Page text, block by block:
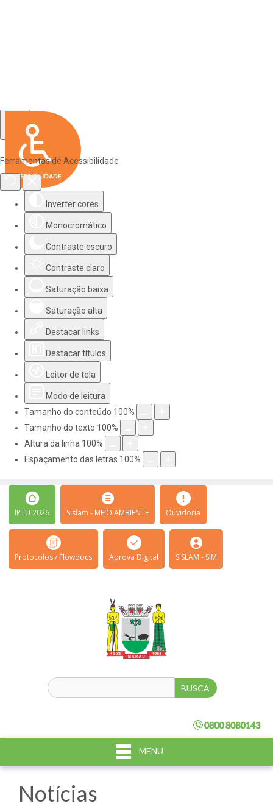
Ferramentas de Acessibilidade
Inverter cores
Monocromático
Contraste escuro
Contraste claro
Saturação baixa
Saturação alta
Destacar links
Destacar títulos
Leitor de tela
Modo de leitura
Tamanho do conteúdo 100%
Tamanho do texto 100%
Altura da linha 100%
Espaçamento das letras 100%
IPTU 2026 Sislam - MEIO AMBIENTE Ouvidoria
Protocolos / Flowdocs Aprova Digital SISLAM - SIM
MENU
Notícias